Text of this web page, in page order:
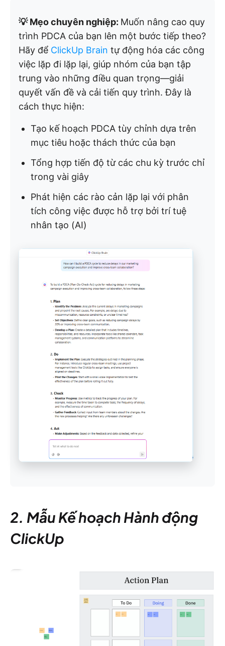
💡 Mẹo chuyên nghiệp: Muốn nâng cao quy
trình PDCA của bạn lên một bước tiếp theo?
Hãy để ClickUp Brain tự động hóa các công
việc lặp đi lặp lại, giúp nhóm của bạn tập
trung vào những điều quan trọng—giải
quyết vấn đề và cải tiến quy trình. Đây là
cách thực hiện:
Tạo kế hoạch PDCA tùy chỉnh dựa trên
mục tiêu hoặc thách thức của bạn
Tổng hợp tiến độ từ các chu kỳ trước chỉ
trong vài giây
Phát hiện các rào cản lặp lại với phân
tích công việc được hỗ trợ bởi trí tuệ
nhân tạo (AI)
2. Mẫu Kế hoạch Hành động
ClickUp